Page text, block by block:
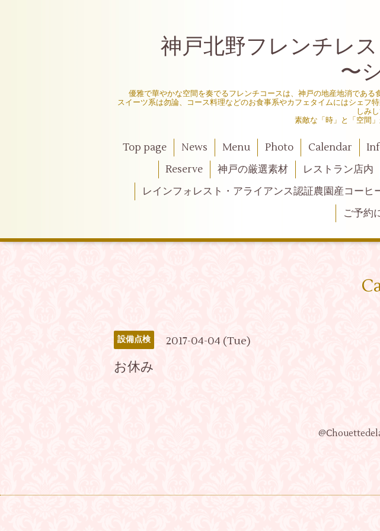
神戸北野フレンチレ
〜シュエ
優雅で華やかな空間を奏でるフレンチコースは、神戸の地産地消であ
スイーツ系は勿論、コース料理などのお食事系やカフェタイムにはシェフ
しみ
素敵な「時」と「空間
Top page News Menu Photo Calendar
Reserve
神戸の厳選素材 レストラン店内
レインフォレスト・アライアンス認証農園産コーヒ
ご予約
設備点検 2017-04-04 (Tue)
お休み